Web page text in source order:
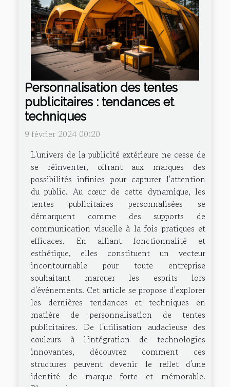
Personnalisation des tentes
publicitaires : tendances et
techniques
9 février 2024 00:20
L'univers de la publicité extérieure ne cesse de
se réinventer, offrant aux marques des
possibilités infinies pour capturer l'attention
du public. Au cœur de cette dynamique, les
tentes publicitaires personnalisées se
démarquent comme des supports de
communication visuelle à la fois pratiques et
efficaces. En alliant fonctionnalité et
esthétique, elles constituent un vecteur
incontournable pour toute entreprise
souhaitant marquer les esprits lors
d'événements. Cet article se propose d'explorer
les dernières tendances et techniques en
matière de personnalisation de tentes
publicitaires. De l'utilisation audacieuse des
couleurs à l'intégration de technologies
innovantes, découvrez comment ces
structures peuvent devenir le reflet d'une
identité de marque forte et mémorable.